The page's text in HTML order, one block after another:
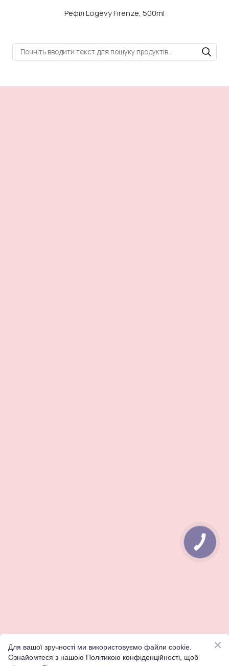
Рефіл Logevy Firenze, 500ml
Для вашої зручності ми використовуємо файли cookie.
Ознайомтеся з нашою Політикою конфіденційності, щоб
КНОПКА
ЗВ'ЯЗКУ